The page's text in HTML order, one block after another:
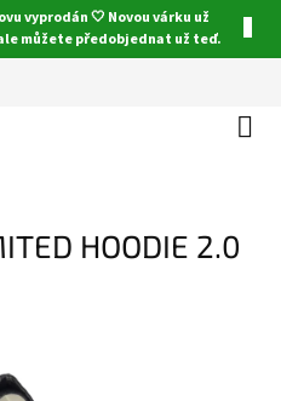
vyprodán 🤍 Novou várku už
můžete předobjednat už teď.
HOODIE 2.0